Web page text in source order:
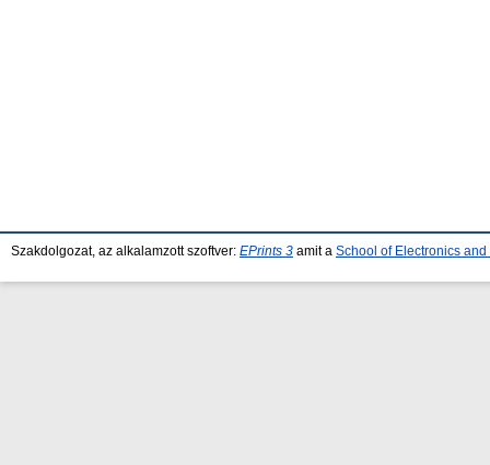
Szakdolgozat, az alkalamzott szoftver: EPrints 3 amit a School of Electronics